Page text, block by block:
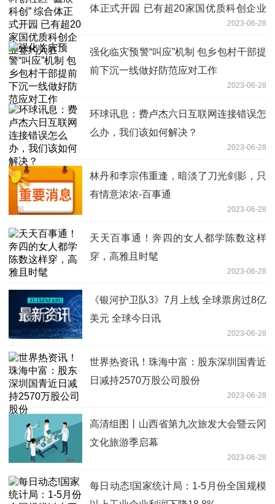
体正式开园 已有超20家国优质科创企业
2023-06-28
强化临灾预警“叫应”机制 包乡包村干部提
前下沉一线做好防范应对工作
2023-06-28
环球讯息：费卢杰六日互联网连接错误怎
么办，我们该如何解决？
2023-06-28
林丹和李宗伟重逢，暗淡了刀光剑影，只
有情意浓浓-百事通
2023-06-28
天天百事通！奔四的女人都学陈数这样
穿，高雅且时髦
2023-06-28
《银河护卫队3》7月上线 全球票房过8亿
美元 全球今日讯
2023-06-28
世界热资讯！珠海中富：股东深圳国青近
日减持2570万股公司股份
2023-06-28
高清组图丨山西省第九次旅发大会暨云冈
文化旅游季启幕
2023-06-28
每日动态!国家统计局：1-5月份全国规模